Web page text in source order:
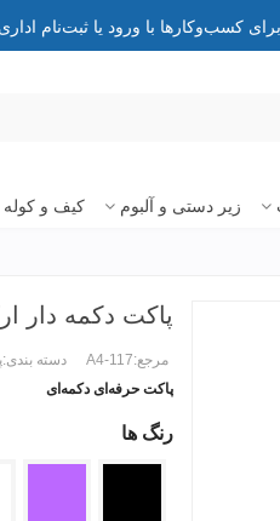
کسب‌وکارها با ورود یا ثبت‌نام اداری
زیر دستی و آلبوم کیف و
پاکت دکمه دار
مرجع:A4-117 دسته بندی:
پاکت حرفه‌ای دکمه‌ای
ادامه مطلب +
رنگ ها